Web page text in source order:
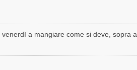
a mangiare come si deve, sopra a